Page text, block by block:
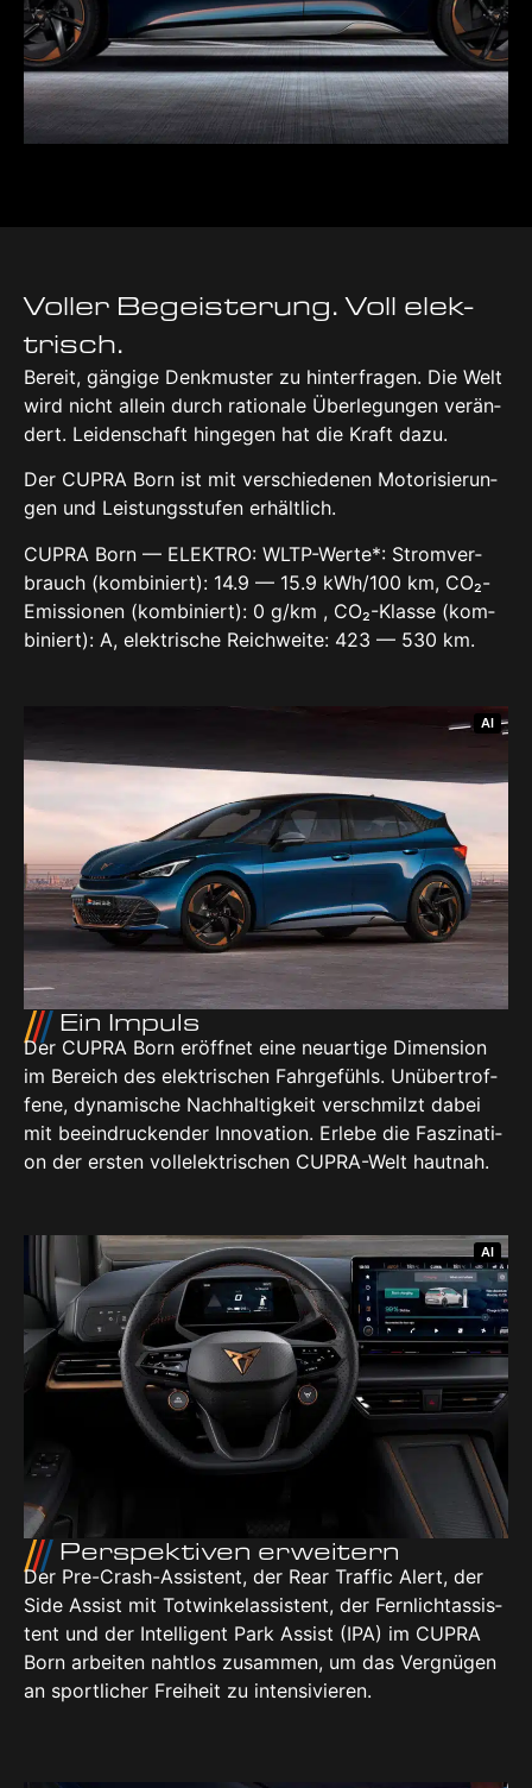
Vol­ler Begeis­te­rung. Voll elek­
trisch.
Bereit, gän­gi­ge Denk­mus­ter zu hin­ter­fra­gen. Die Welt
wird nicht allein durch ratio­na­le Über­le­gun­gen ver­än­
dert. Lei­den­schaft hin­ge­gen hat die Kraft dazu.
Der CUP­RA Born ist mit ver­schie­de­nen Moto­ri­sie­run­
gen und Leis­tungs­stu­fen erhält­lich.
CUP­RA Born — ELEK­TRO: WLTP-Wer­te*: Strom­ver­
brauch (kom­bi­niert): 14.9 — 15.9 kWh/100 km, CO₂-
Emis­sio­nen (kom­bi­niert): 0 g/km , CO₂-Klas­se (kom­
bi­niert): A, elek­tri­sche Reich­wei­te: 423 — 530 km.
AI
Ein Impuls
Der CUP­RA Born eröff­net eine neu­ar­ti­ge Dimen­si­on
im Bereich des elek­tri­schen Fahr­ge­fühls. Unüber­trof­
fe­ne, dyna­mi­sche Nach­hal­tig­keit ver­schmilzt dabei
mit beein­dru­cken­der Inno­va­ti­on. Erle­be die Fas­zi­na­ti­
on der ers­ten voll­elek­tri­schen CUP­RA-Welt haut­nah.
AI
Per­spek­ti­ven erwei­tern
Der Pre-Crash-Assis­tent, der Rear Traf­fic Alert, der
Side Assist mit Tot­win­kel­as­sis­tent, der Fern­licht­as­sis­
tent und der Intel­li­gent Park Assist (IPA) im CUP­RA
Born arbei­ten naht­los zusam­men, um das Ver­gnü­gen
an sport­li­cher Frei­heit zu inten­si­vie­ren.